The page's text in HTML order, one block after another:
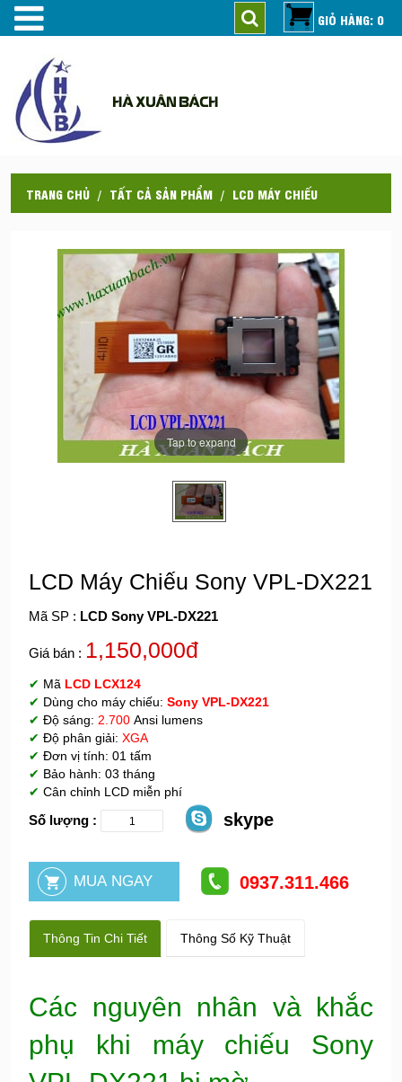
HÀ XUÂN BÁCH
TRANG CHỦ TẤT CẢ SẢN PHẨM LCD MÁY CHIẾU
Tap to expand
LCD Máy Chiếu Sony VPL-DX221
Mã SP : LCD Sony VPL-DX221
Giá bán : 1,150,000đ
✔ Mã LCD LCX124
✔ Dùng cho máy chiếu: Sony VPL-DX221
✔ Độ sáng: 2.700 Ansi lumens
✔ Độ phân giải: XGA
✔ Đơn vị tính: 01 tấm
✔ Bảo hành: 03 tháng
✔ Cân chỉnh LCD miễn phí
Số lượng : skype
0937.311.466
Thông Tin Chi Tiết Thông Số Kỹ Thuật
Các nguyên nhân và khắc
phụ khi máy chiếu Sony
GIỎ HÀNG: 0